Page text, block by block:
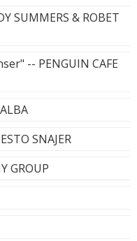
SUMMERS & ROBET
-- PENGUIN CAFE
SNAJER
GROUP